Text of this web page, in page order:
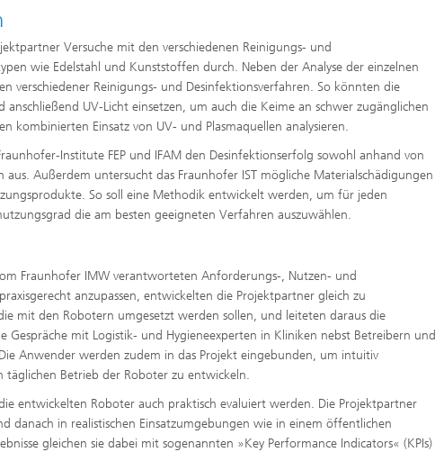
Versuche mit den verschiedenen Reinigungs- und
wie Edelstahl und Kunststoffen durch. Neben der Analyse der einzelnen
verschiedener Reinigungs- und Desinfektionsverfahren. So könnten die
UV-Licht einsetzen, um auch die Keime an schwer zugänglichen
kombinierten Einsatz von UV- und Plasmaquellen analysieren.
Institute FEP und IFAM den Desinfektionserfolg sowohl anhand von
Außerdem untersucht das Fraunhofer IST mögliche Materialschädigungen
So soll eine Methodik entwickelt werden, um für jeden
die am besten geeigneten Verfahren auszuwählen.
Fraunhofer IMW verantworteten Anforderungs-, Nutzen- und
anzupassen, entwickelten die Projektpartner gleich zu
mit den Robotern umgesetzt werden sollen, und leiteten daraus die
mit Logistik- und Hygieneexperten in Kliniken nebst Betreibern und
Anwender werden zudem in das Projekt eingebunden, um intuitiv
täglichen Betrieb der Roboter zu entwickeln.
entwickelten Roboter auch praktisch evaluiert werden. Die Projektpartner
danach in realistischen Einsatzumgebungen wie in einem öffentlichen
gleichen sie dabei mit sogenannten »Key Performance Indicators« (KPIs)